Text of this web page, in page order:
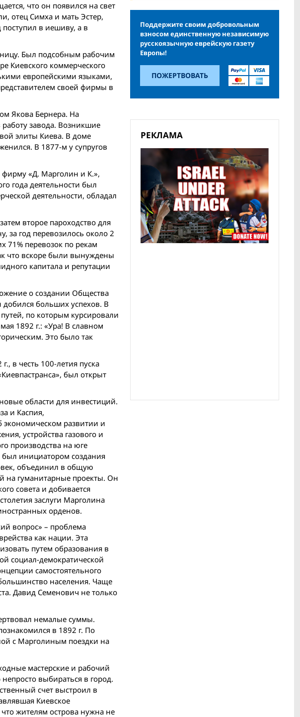
что он появился на свет
отец Симха и мать Эстер,
в иешиву, а в
Был подсобным рабочим
Киевского коммерческого
европейскими языками,
своей фирмы в
Якова Бернера. На
завода. Возникшие
элиты Киева. В доме
В 1877-м у супругов
фирму «Д. Марголин и К.»,
года деятельности был
деятельности, обладал
второе пароходство для
за год перевозилось около 2
71% перевозок по рекам
что вскоре были вынуждены
капитала и репутации
о создании Общества
добился больших успехов. В
по которым курсировали
1892 г.: «Ура! В славном
Это было так
в честь 100-летия пуска
был открыт
области для инвестиций.
и Каспия,
экономическом развитии и
устройства газового и
производства на юге
инициатором создания
объединил в общую
на гуманитарные проекты. Он
совета и добивается
заслуги Марголина
орденов.
вопрос» – проблема
как нации. Эта
путем образования в
социал-демократической
самостоятельного
населения. Чаще
Давид Семенович не только
немалые суммы.
в 1892 г. По
с Марголиным поездки на
мастерские и рабочий
выбираться в город.
счет выстроил в
Киевское
что жителям острова нужна не
Поддержите своим добровольным
взносом единственную независимую
русскоязычную еврейскую газету
Европы!
ПОЖЕРТВОВАТЬ
РЕКЛАМА